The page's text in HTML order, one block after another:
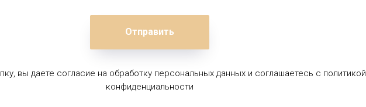
Отправить
вы даете согласие на обработку персональных данных и соглашаетесь c политикой
конфиденциальности